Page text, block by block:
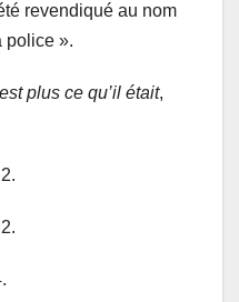
revendiqué au nom
police ».
plus ce qu’il était,